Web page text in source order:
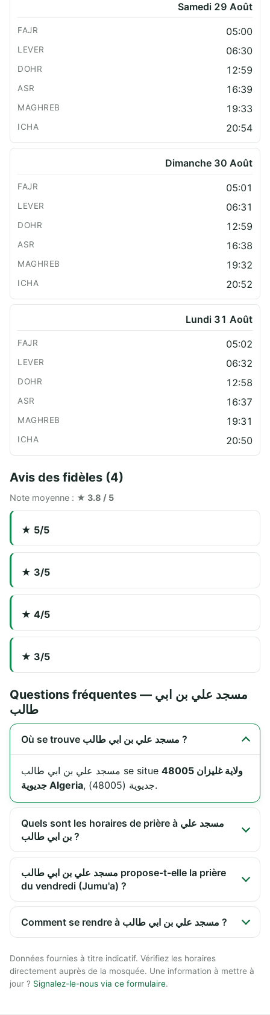
Samedi 29 Août
05:00
06:30
12:59
16:39
19:33
20:54
Dimanche 30 Août
05:01
06:31
12:59
16:38
19:32
20:52
Lundi 31 Août
05:02
06:32
12:58
16:37
19:31
20:50
Avis des fidèles (4)
Note moyenne : ★ 3.8 / 5
★ 5/5
★ 3/5
★ 4/5
★ 3/5
Questions fréquentes — مسجد علي بن ابي
طالب
Où se trouve مسجد علي بن ابي طالب ?
مسجد علي بن ابي طالب se situe ولاية غليزان 48005
جديوية Algeria
, جديوية (48005).
Quels sont les horaires de prière à مسجد علي
بن ابي طالب ?
مسجد علي بن ابي طالب propose-t-elle la prière
du vendredi (Jumu'a) ?
Comment se rendre à مسجد علي بن ابي طالب ?
Données fournies à titre indicatif. Vérifiez les horaires
directement auprès de la mosquée. Une information à mettre à
jour ? Signalez-le-nous via ce formulaire.